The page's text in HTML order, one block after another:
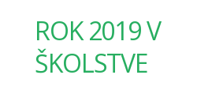
ROK 2019 V
ŠKOLSTVE